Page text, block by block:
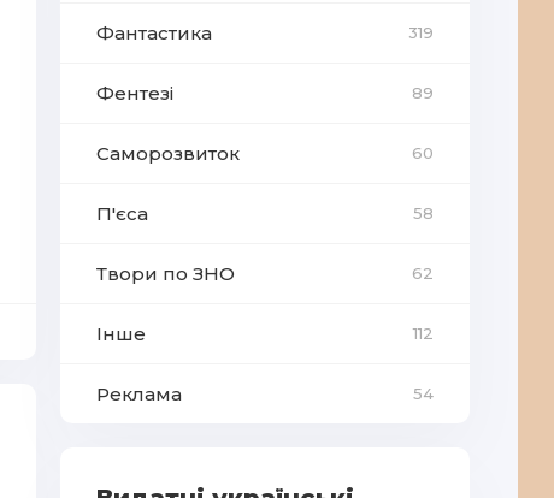
Фантастика 319
Фентезі 89
Саморозвиток 60
П'єса 58
Твори по ЗНО 62
Інше 112
Реклама 54